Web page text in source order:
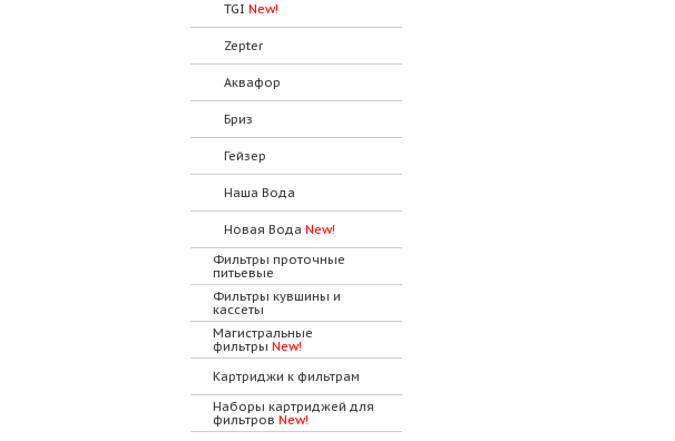
TGI New!
Zepter
Аквафор
Бриз
Гейзер
Наша Вода
Новая Вода New!
Фильтры проточные
питьевые
Фильтры кувшины и
кассеты
Магистральные
фильтры New!
Картриджи к фильтрам
Наборы картриджей для
фильтров New!